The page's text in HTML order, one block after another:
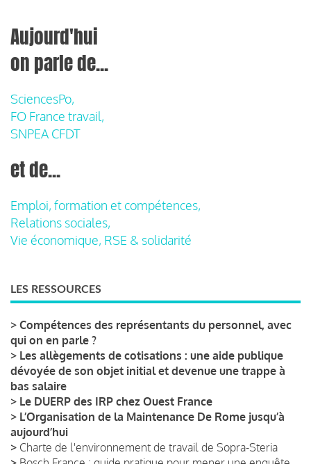
Aujourd'hui
on parle de...
SciencesPo,
FO France travail,
SNPEA CFDT
et de...
Emploi, formation et compétences,
Relations sociales,
Vie économique, RSE & solidarité
LES RESSOURCES
> Compétences des représentants du personnel, avec
qui on en parle ?
> Les allègements de cotisations : une aide publique
dévoyée de son objet initial et devenue une trappe à
bas salaire
> Le DUERP des IRP chez Ouest France
> L’Organisation de la Maintenance De Rome jusqu’à
aujourd’hui
> Charte de l'environnement de travail de Sopra-Steria